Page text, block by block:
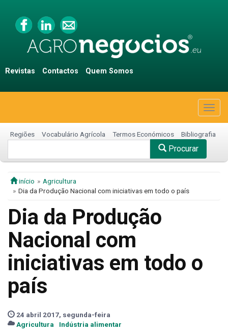
Revistas Contactos Quem Somos
Regiões Vocabulário Agrícola Termos Económicos Bibliografia
Procurar
início
Agricultura
Dia da Produção Nacional com iniciativas em todo o país
Dia da Produção
Nacional com
iniciativas em todo o
país
24 abril 2017, segunda-feira
Agricultura
Indústria alimentar